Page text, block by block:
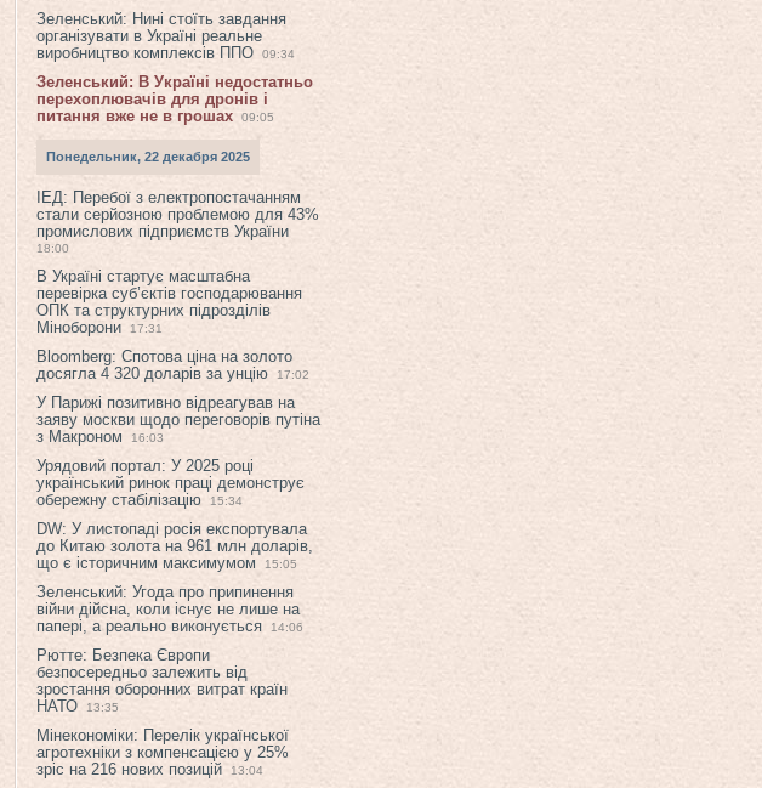
Зеленський: Нині стоїть завдання
організувати в Україні реальне
виробництво комплексів ППО
09:34
Зеленський: В Україні недостатньо
перехоплювачів для дронів і
питання вже не в грошах
09:05
Понедельник, 22 декабря 2025
ІЕД: Перебої з електропостачанням
стали серйозною проблемою для 43%
промислових підприємств України
18:00
В Україні стартує масштабна
перевірка суб’єктів господарювання
ОПК та структурних підрозділів
Міноборони
17:31
Bloomberg: Спотова ціна на золото
досягла 4 320 доларів за унцію
17:02
У Парижі позитивно відреагував на
заяву москви щодо переговорів путіна
з Макроном
16:03
Урядовий портал: У 2025 році
український ринок праці демонструє
обережну стабілізацію
15:34
DW: У листопаді росія експортувала
до Китаю золота на 961 млн доларів,
що є історичним максимумом
15:05
Зеленський: Угода про припинення
війни дійсна, коли існує не лише на
папері, а реально виконується
14:06
Рютте: Безпека Європи
безпосередньо залежить від
зростання оборонних витрат країн
НАТО
13:35
Мінекономіки: Перелік української
агротехніки з компенсацією у 25%
зріс на 216 нових позицій
13:04